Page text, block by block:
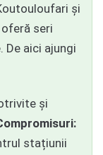
și
seri
aici ajungi
și
stațiunii